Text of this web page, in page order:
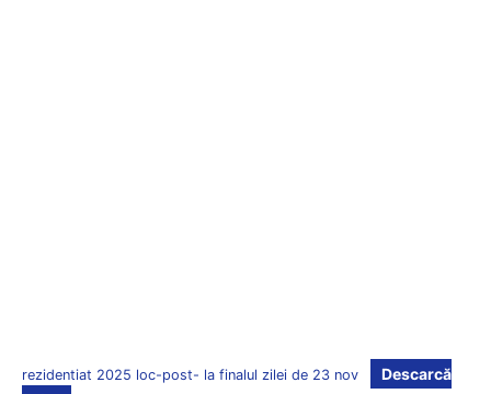
rezidentiat 2025 loc-post- la finalul zilei de 23 nov
Descarcă